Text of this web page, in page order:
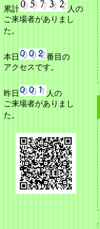
累計 人の
ご来場者がありまし
た。
本日 番目の
アクセスです。
昨日 人の
ご来場者がありまし
た。